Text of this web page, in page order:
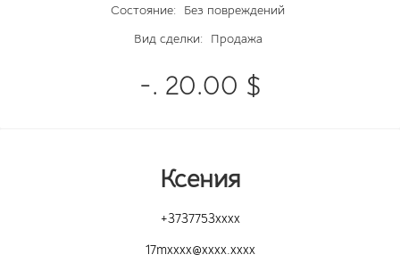
Состояние:
Без повреждений
Вид сделки:
Продажа
-. 20.00 $
Ксения
+3737753xxxx
17mxxxx@xxxx.xxxx